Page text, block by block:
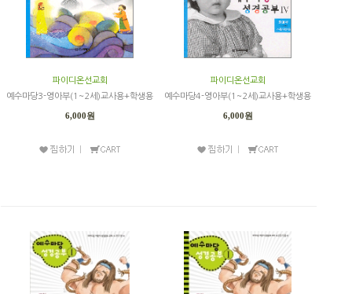
파이디온선교회
예수마당3-영아부(1~2세)교사용+학생용
6,000원
파이디온선교회
예수마당4-영아부(1~2세)교사용+학생용
6,000원